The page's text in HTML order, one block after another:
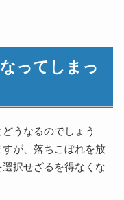
ってしまっ
うなるのでしょう
が、落ちこぼれを放
択せざるを得なくな